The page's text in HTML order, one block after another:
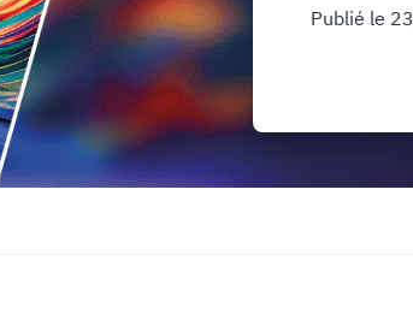
Publié le